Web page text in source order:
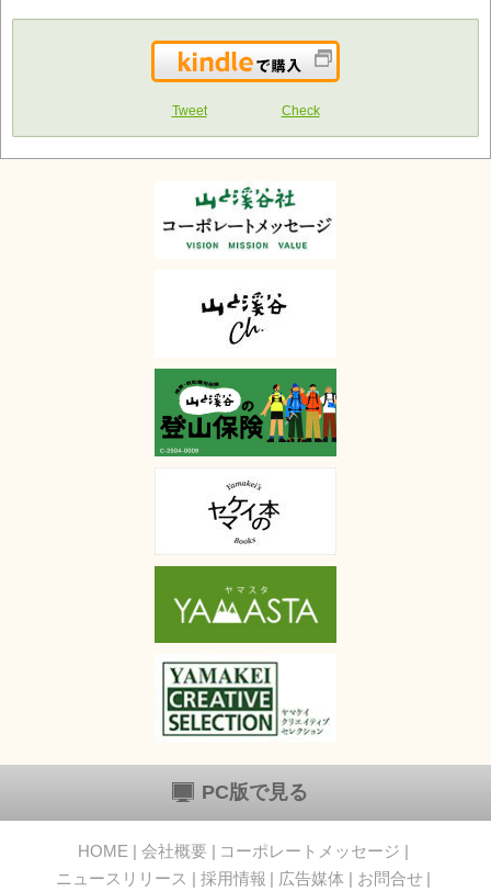
Kindleで購入
Tweet Check
PC版で見る
HOME 会社概要
コーポレートメッセージ
ニュースリリース
採用情報 広告媒体 お問合せ